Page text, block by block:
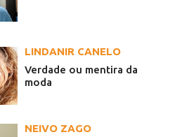
LINDANIR CANELO
Verdade ou mentira da
moda
NEIVO ZAGO